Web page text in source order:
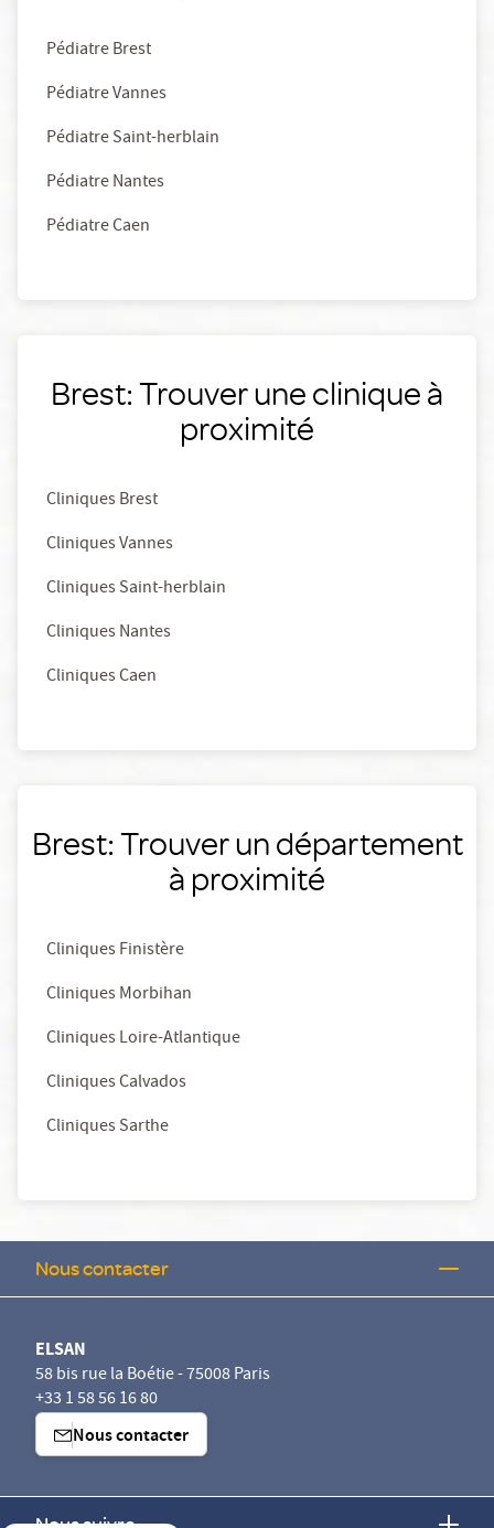
Pédiatre Brest
Pédiatre Vannes
Pédiatre Saint-herblain
Pédiatre Nantes
Pédiatre Caen
Brest: Trouver une clinique à
proximité
Cliniques Brest
Cliniques Vannes
Cliniques Saint-herblain
Cliniques Nantes
Cliniques Caen
Brest: Trouver un département
à proximité
Cliniques Finistère
Cliniques Morbihan
Cliniques Loire-Atlantique
Cliniques Calvados
Cliniques Sarthe
Nous contacter
ELSAN
58 bis rue la Boétie - 75008 Paris
+33 1 58 56 16 80
Nous contacter